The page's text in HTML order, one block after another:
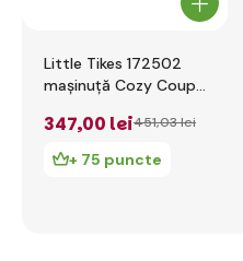
Little Tikes 172502
mașinuță Cozy Coupe
347,00 lei451,03 lei
+ 75 puncte